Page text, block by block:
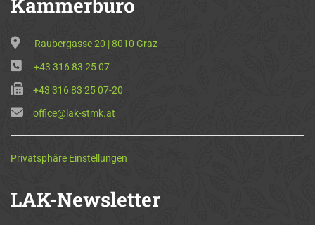
Kammerbüro
Raubergasse 20 | 8010 Graz
+43 316 83 25 07
+43 316 83 25 07-20
office@lak-stmk.at
Privatsphäre Einstellungen
LAK-Newsletter